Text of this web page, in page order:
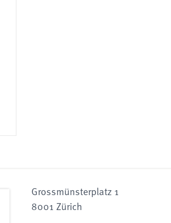
Grossmünsterplatz 1
8001 Zürich